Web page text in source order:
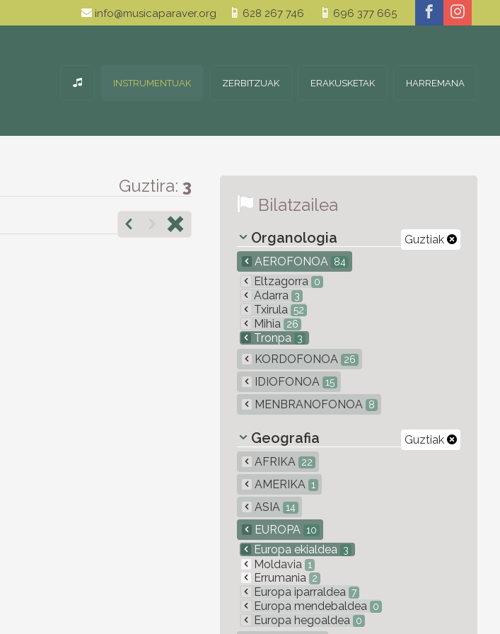
info@musicaparaver.org 628 267 746 696 377 665
INSTRUMENTUAK ZERBITZUAK ERAKUSKETAK HARREMANA
Guztira: 3
Bilatzailea
Guztiak
Organologia
AEROFONOA 84
Eltzagorra 0
Adarra 3
Txirula 52
Mihia 26
Tronpa 3
KORDOFONOA 26
IDIOFONOA 15
MENBRANOFONOA 8
Guztiak
Geografia
AFRIKA 22
AMERIKA 1
ASIA 14
EUROPA 10
Europa ekialdea 3
Moldavia 1
Errumania 2
Europa iparraldea 7
Europa mendebaldea 0
Europa hegoaldea 0